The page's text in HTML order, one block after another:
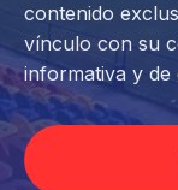
contenido
vínculo con su
informativa y de